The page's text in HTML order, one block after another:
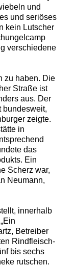
und
und seriöses
kein Lutscher
verschiedene
zu haben. Die
Straße ist
aus. Der
bundesweit,
zeigte.
in
das
Ein
Scherz war,
Neumann,
innerhalb
Betreiber
Rindfleisch-
bis sechs
rutschen.